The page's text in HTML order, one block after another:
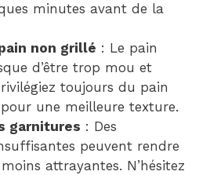
minutes avant de la
non grillé : Le pain
d’être trop mou et
toujours du pain
une meilleure texture.
garnitures : Des
peuvent rendre
attrayantes. N’hésitez